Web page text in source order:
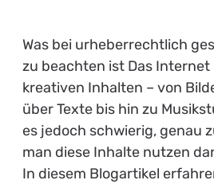
Was bei urheberrechtlich
zu beachten ist Das Internet
kreativen Inhalten – von
über Texte bis hin zu
es jedoch schwierig, genau
man diese Inhalte nutzen
In diesem Blogartikel